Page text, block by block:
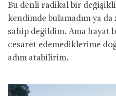
Bu denli radikal bir
kendimde bulamadım ya
sahip değildim. Ama hayat
cesaret edemediklerime
adım atabilirim.